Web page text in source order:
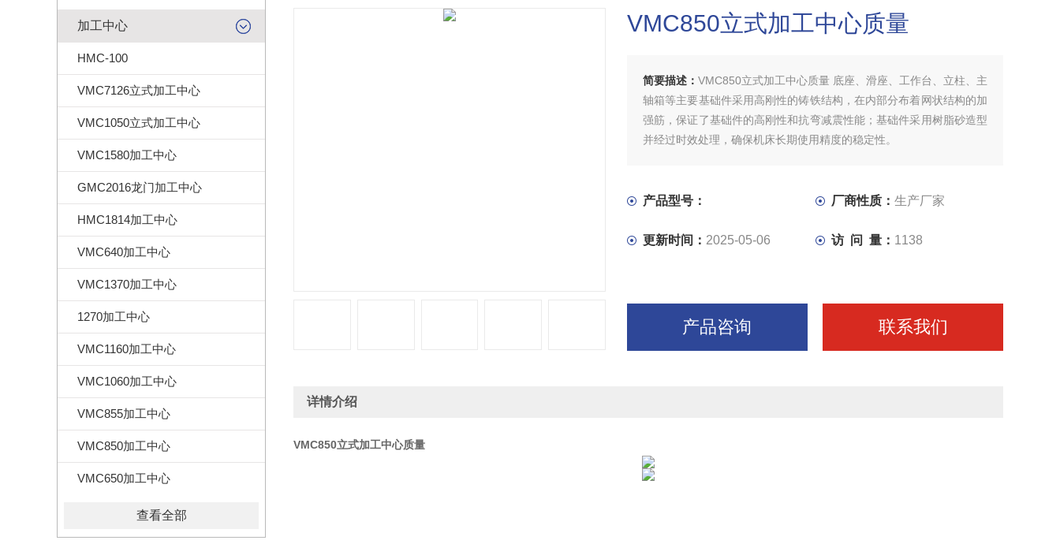
加工中心
HMC-100
VMC7126立式加工中心
VMC1050立式加工中心
VMC1580加工中心
GMC2016龙门加工中心
HMC1814加工中心
VMC640加工中心
VMC1370加工中心
1270加工中心
VMC1160加工中心
VMC1060加工中心
VMC855加工中心
VMC850加工中心
VMC650加工中心
查看全部
VMC850立式加工中心质量
简要描述： VMC850立式加工中心质量 底座、滑座、工作台、立柱、主
轴箱等主要基础件采用高刚性的铸铁结构，在内部分布着网状结构的加
强筋，保证了基础件的高刚性和抗弯减震性能；基础件采用树脂砂造型
并经过时效处理，确保机床长期使用精度的稳定性。
产品型号： 厂商性质： 生产厂家
更新时间： 2025-05-06 访 问 量： 1138
产品咨询 联系我们
详情介绍
VMC850立式加工中心质量